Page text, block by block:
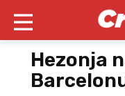
Hezonja